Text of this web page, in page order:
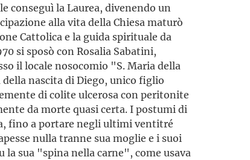
conseguì la Laurea, divenendo un
alla vita della Chiesa maturò
Cattolica e la guida spirituale da
si sposò con Rosalia Sabatini,
il locale nosocomio "S. Maria della
nascita di Diego, unico figlio
di colite ulcerosa con peritonite
da morte quasi certa. I postumi di
fino a portare negli ultimi ventitré
nulla tranne sua moglie e i suoi
sua "spina nella carne", come usava